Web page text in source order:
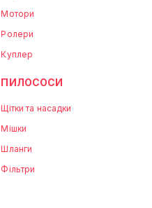
Мотори
Ролери
Куплер
ПИЛОСОСИ
Щітки та насадки
Мішки
Шланги
Фільтри